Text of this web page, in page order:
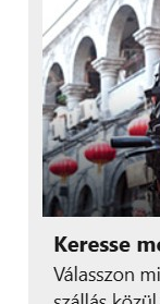
teljes értékű
Aggodalomra
érkező